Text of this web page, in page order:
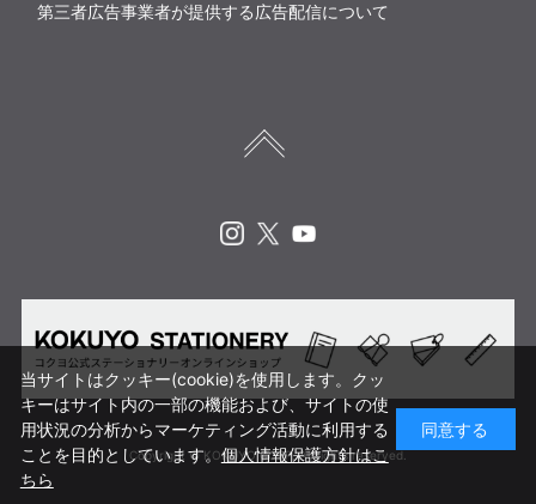
第三者広告事業者が提供する広告配信について
Copyright © KOKUYO CORP. All rights reserved.
当サイトはクッキー(cookie)を使用します。クッ
キーはサイト内の一部の機能および、サイトの使
用状況の分析からマーケティング活動に利用する
ことを目的としています。個人情報保護方針はこ
ちら
同意する